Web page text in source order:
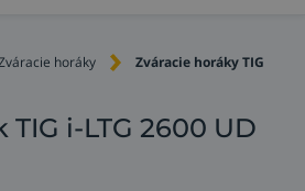
horáky Zváracie horáky TIG
i-LTG 2600 UD